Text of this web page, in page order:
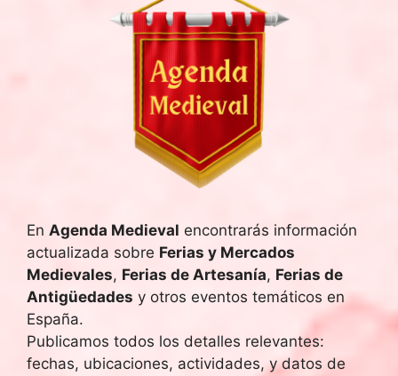
En Agenda Medieval encontrarás información
actualizada sobre Ferias y Mercados
Medievales, Ferias de Artesanía, Ferias de
Antigüedades y otros eventos temáticos en
España.
Publicamos todos los detalles relevantes:
fechas, ubicaciones, actividades, y datos de